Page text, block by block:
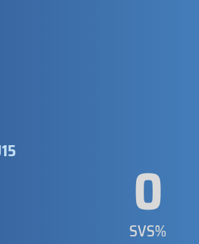
0
SVS%